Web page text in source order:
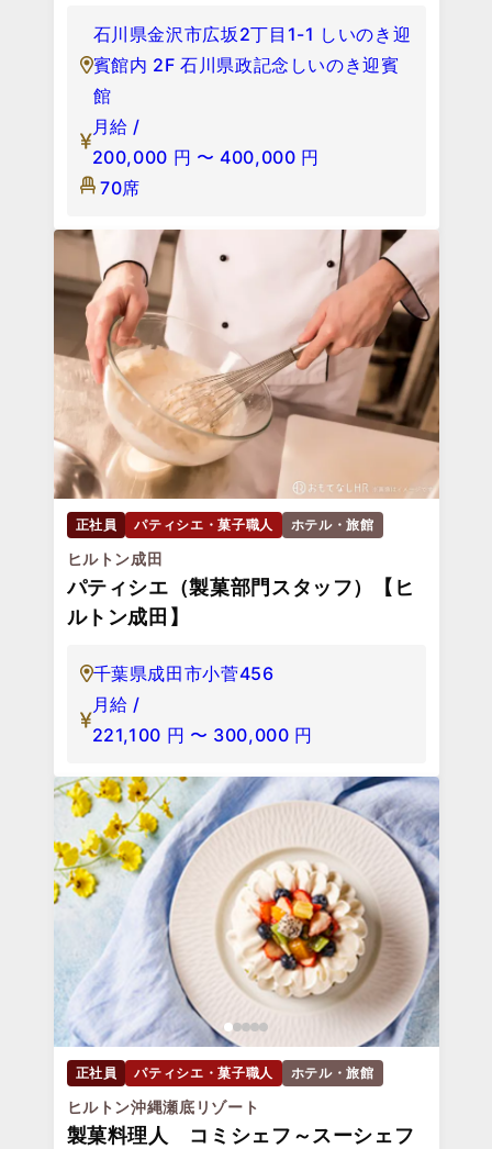
石川県金沢市広坂2丁目1-1 しいのき迎
賓館内 2F 石川県政記念しいのき迎賓
館
月給 /
200,000 円 〜 400,000 円
70席
正社員 パティシエ・菓子職人 ホテル・旅館
ヒルトン成田
パティシエ（製菓部門スタッフ）【ヒ
ルトン成田】
千葉県成田市小菅456
月給 /
221,100 円 〜 300,000 円
正社員 パティシエ・菓子職人 ホテル・旅館
ヒルトン沖縄瀬底リゾート
製菓料理人 コミシェフ～スーシェフ